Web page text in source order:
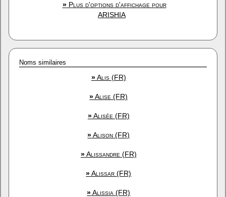
»Plus d'options d'affichage pour
ARISHIA
Noms similaires
»Alis (FR)
»Alise (FR)
»Alisée (FR)
»Alison (FR)
»Alissandre (FR)
»Alissar (FR)
»Alissia (FR)